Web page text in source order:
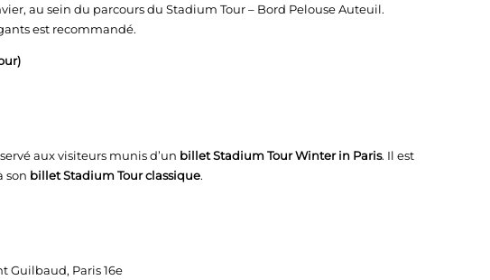
au sein du parcours du Stadium Tour – Bord Pelouse Auteuil.
est recommandé.
aux visiteurs munis d’un billet Stadium Tour Winter in Paris. Il est
son billet Stadium Tour classique.
Guilbaud, Paris 16e